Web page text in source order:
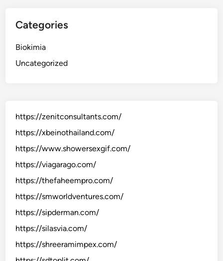
Categories
Biokimia
Uncategorized
https://zenitconsultants.com/
https://xbeinothailand.com/
https://www.showersexgif.com/
https://viagarago.com/
https://thefaheempro.com/
https://smworldventures.com/
https://sipderman.com/
https://silasvia.com/
https://shreeramimpex.com/